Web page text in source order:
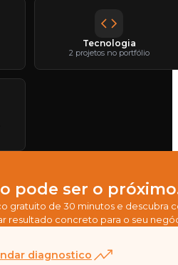
Tecnologia
2 projetos no portfólio
pode ser o
gratuito de 30 minutos e descubra
resultado concreto para o seu
diagnostico